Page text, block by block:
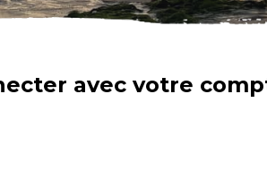
avec votre